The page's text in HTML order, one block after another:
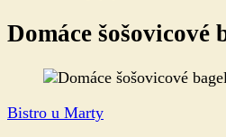
Domáce šošovicové
Bistro u Marty